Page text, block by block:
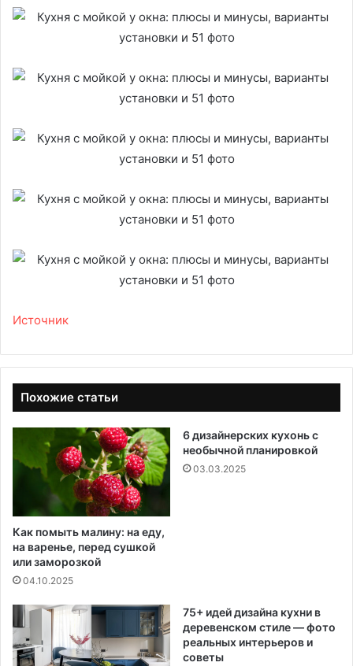
Источник
Похожие статьи
Как помыть малину: на еду,
на варенье, перед сушкой
или заморозкой
04.10.2025
6 дизайнерских кухонь с
необычной планировкой
03.03.2025
75+ идей дизайна кухни в
деревенском стиле — фото
реальных интерьеров и
советы